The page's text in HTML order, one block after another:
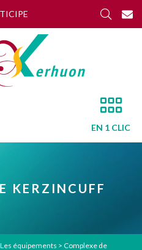
EN 1 CLIC
KERZINCUFF
Les équipements > Complexe de